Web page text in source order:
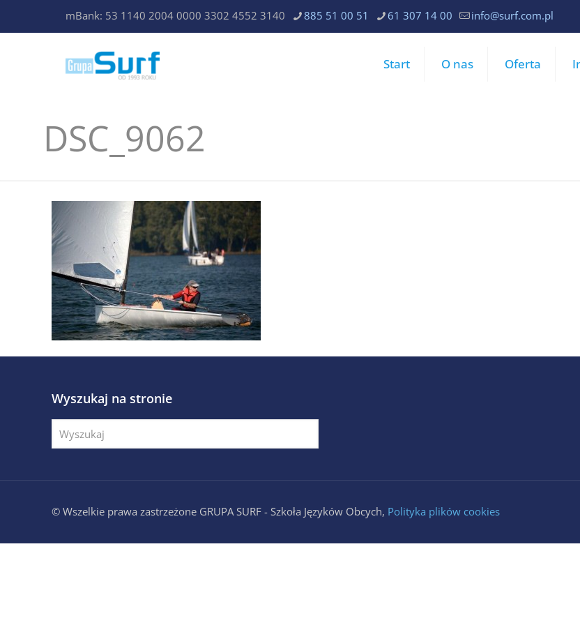
mBank: 53 1140 2004 0000 3302 4552 3140 885 51 00 51 61 307 14 00 info@surf.com.pl
Start O nas Oferta
DSC_9062
Wyszukaj na stronie
© Wszelkie prawa zastrzeżone GRUPA SURF - Szkoła Języków Obcych, Polityka plików cookies